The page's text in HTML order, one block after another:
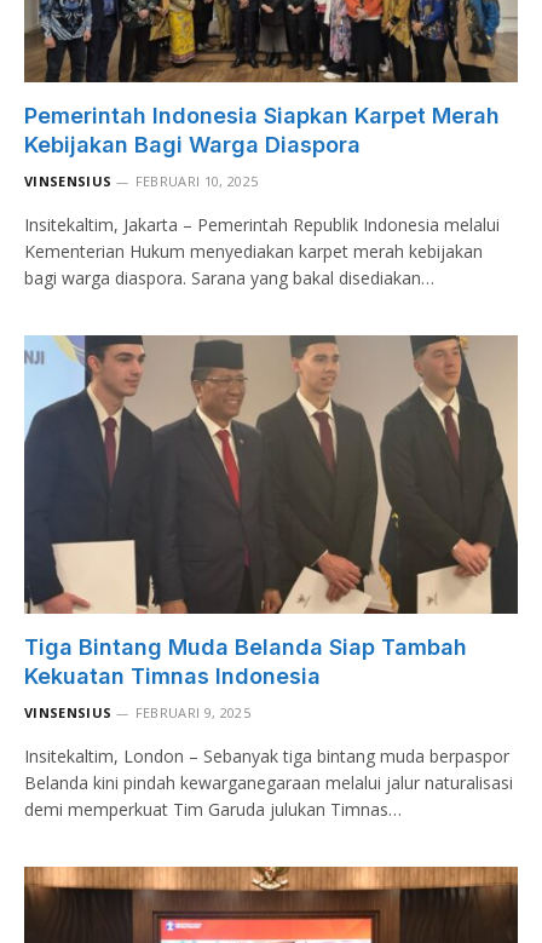
Pemerintah Indonesia Siapkan Karpet Merah
Kebijakan Bagi Warga Diaspora
VINSENSIUS FEBRUARI 10, 2025
Insitekaltim, Jakarta – Pemerintah Republik Indonesia melalui
Kementerian Hukum menyediakan karpet merah kebijakan
bagi warga diaspora. Sarana yang bakal disediakan…
Tiga Bintang Muda Belanda Siap Tambah
Kekuatan Timnas Indonesia
VINSENSIUS FEBRUARI 9, 2025
Insitekaltim, London – Sebanyak tiga bintang muda berpaspor
Belanda kini pindah kewarganegaraan melalui jalur naturalisasi
demi memperkuat Tim Garuda julukan Timnas…